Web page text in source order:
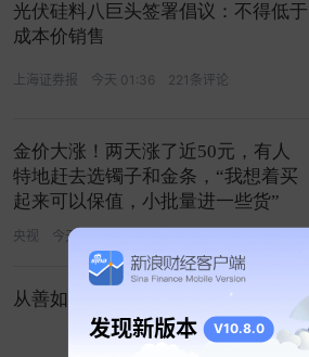
光伏硅料八巨头签署倡议：不得低于
成本价销售
上海证券报 今天 01:36 221条评论
金价大涨！两天涨了近50元，有人
特地赶去选镯子和金条，“我想着买
起来可以保值，小批量进一些货”
央视 今天 01:43
从善如流？鸿蒙智行删除竹知了公告
发现新版本 V10.8.0